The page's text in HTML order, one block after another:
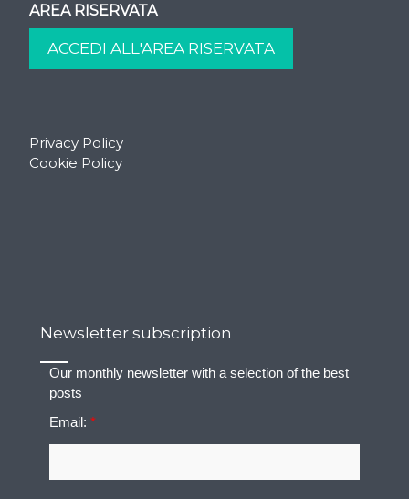
AREA RISERVATA
Privacy Policy
Cookie Policy
Newsletter subscription
Our monthly newsletter with a selection of the best
posts
Email:*